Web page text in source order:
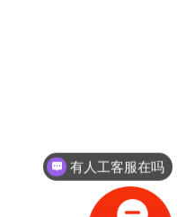
有人工客服在吗